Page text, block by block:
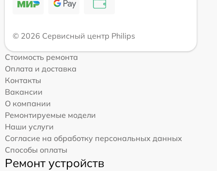
© 2026 Сервисный центр Philips
Стоимость ремонта
Оплата и доставка
Контакты
Вакансии
О компании
Ремонтируемые модели
Наши услуги
Согласие на обработку персональных данных
Способы оплаты
Ремонт устройств